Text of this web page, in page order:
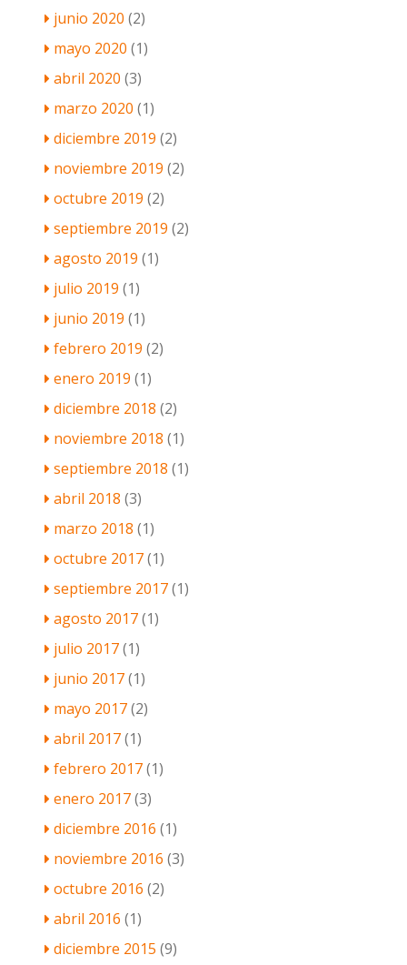
junio 2020 (2)
mayo 2020 (1)
abril 2020 (3)
marzo 2020 (1)
diciembre 2019 (2)
noviembre 2019 (2)
octubre 2019 (2)
septiembre 2019 (2)
agosto 2019 (1)
julio 2019 (1)
junio 2019 (1)
febrero 2019 (2)
enero 2019 (1)
diciembre 2018 (2)
noviembre 2018 (1)
septiembre 2018 (1)
abril 2018 (3)
marzo 2018 (1)
octubre 2017(1)
septiembre 2017(1)
agosto 2017(1)
julio 2017(1)
junio 2017(1)
mayo 2017(2)
abril 2017(1)
febrero 2017(1)
enero 2017(3)
diciembre 2016 (1)
noviembre 2016 (3)
octubre 2016 (2)
abril 2016 (1)
diciembre 2015 (9)